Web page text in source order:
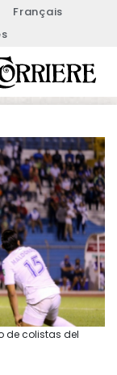
Français
de colistas del